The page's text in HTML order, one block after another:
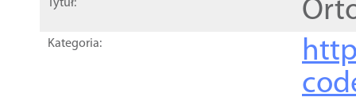
Tytuł:
Kategoria: